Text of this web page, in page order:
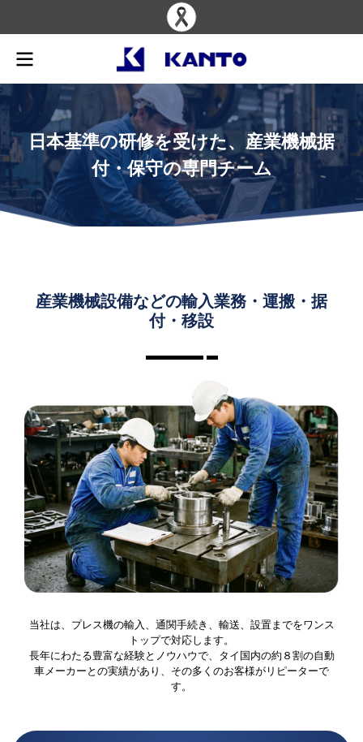
日本基準の研修を受けた、 産業機械据
付・保守の専門チーム
産業機械設備などの輸入業務・運搬・据
付・移設
当社は、プレス機の輸入、通関手続き、輸送、設置までをワンス
トップで対応します。
長年にわたる豊富な経験とノウハウで、タイ国内の約８割の自動
車メーカーとの実績があり、その多くのお客様がリピーターで
す。